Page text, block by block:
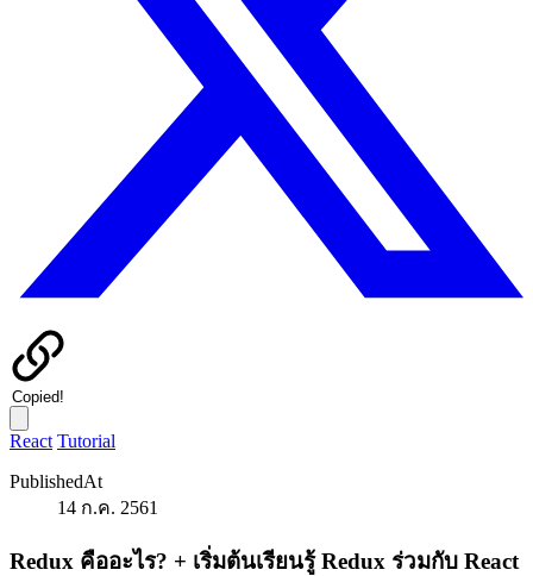
Copied!
React Tutorial
PublishedAt
14 ก.ค. 2561
Redux คืออะไร? + เริ่มต้นเรียนรู้ Redux ร่วมกับ React